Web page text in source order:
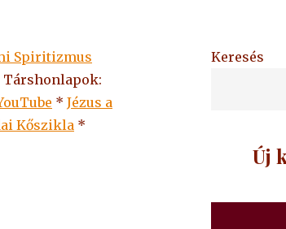
Spiritizmus
Társhonlapok:
* Jézus a
Kőszikla *
Keresés
Új